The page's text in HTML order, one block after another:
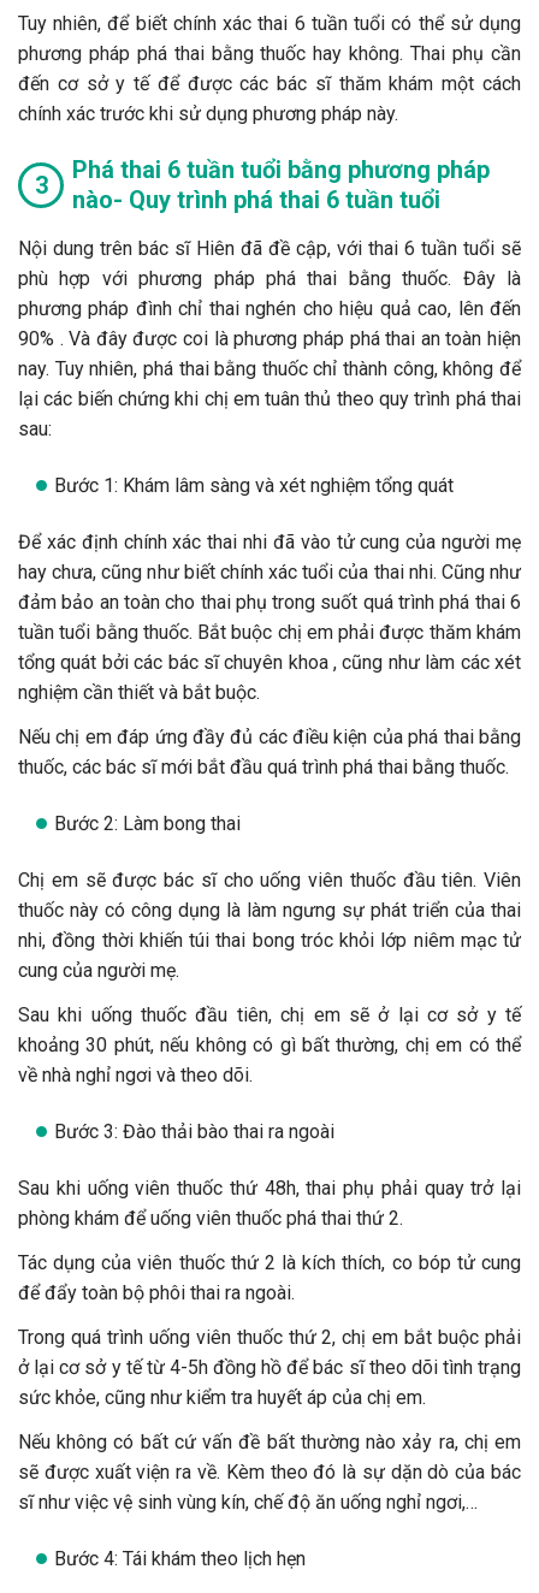
Tuy nhiên, để biết chính xác thai 6 tuần tuổi có thể sử dụng
phương pháp phá thai bằng thuốc hay không. Thai phụ cần
đến cơ sở y tế để được các bác sĩ thăm khám một cách
chính xác trước khi sử dụng phương pháp này.
Phá thai 6 tuần tuổi bằng phương pháp
nào- Quy trình phá thai 6 tuần tuổi
Nội dung trên bác sĩ Hiên đã đề cập, với thai 6 tuần tuổi sẽ
phù hợp với phương pháp phá thai bằng thuốc. Đây là
phương pháp đình chỉ thai nghén cho hiệu quả cao, lên đến
90% . Và đây được coi là phương pháp phá thai an toàn hiện
nay. Tuy nhiên, phá thai bằng thuốc chỉ thành công, không để
lại các biến chứng khi chị em tuân thủ theo quy trình phá thai
sau:
Bước 1: Khám lâm sàng và xét nghiệm tổng quát
Để xác định chính xác thai nhi đã vào tử cung của người mẹ
hay chưa, cũng như biết chính xác tuổi của thai nhi. Cũng như
đảm bảo an toàn cho thai phụ trong suốt quá trình phá thai 6
tuần tuổi bằng thuốc. Bắt buộc chị em phải được thăm khám
tổng quát bởi các bác sĩ chuyên khoa , cũng như làm các xét
nghiệm cần thiết và bắt buộc.
Nếu chị em đáp ứng đầy đủ các điều kiện của phá thai bằng
thuốc, các bác sĩ mới bắt đầu quá trình phá thai bằng thuốc.
Bước 2: Làm bong thai
Chị em sẽ được bác sĩ cho uống viên thuốc đầu tiên. Viên
thuốc này có công dụng là làm ngưng sự phát triển của thai
nhi, đồng thời khiến túi thai bong tróc khỏi lớp niêm mạc tử
cung của người mẹ.
Sau khi uống thuốc đầu tiên, chị em sẽ ở lại cơ sở y tế
khoảng 30 phút, nếu không có gì bất thường, chị em có thể
về nhà nghỉ ngơi và theo dõi.
Bước 3: Đào thải bào thai ra ngoài
Sau khi uống viên thuốc thứ 48h, thai phụ phải quay trở lại
phòng khám để uống viên thuốc phá thai thứ 2.
Tác dụng của viên thuốc thứ 2 là kích thích, co bóp tử cung
để đẩy toàn bộ phôi thai ra ngoài.
Trong quá trình uống viên thuốc thứ 2, chị em bắt buộc phải
ở lại cơ sở y tế từ 4-5h đồng hồ để bác sĩ theo dõi tình trạng
sức khỏe, cũng như kiểm tra huyết áp của chị em.
Nếu không có bất cứ vấn đề bất thường nào xảy ra, chị em
sẽ được xuất viện ra về. Kèm theo đó là sự dặn dò của bác
sĩ như việc vệ sinh vùng kín, chế độ ăn uống nghỉ ngơi,…
Bước 4: Tái khám theo lịch hẹn